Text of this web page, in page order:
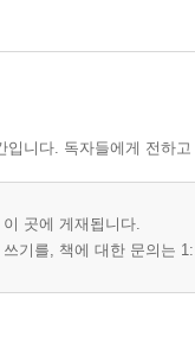
입니다. 독자들에게 전하
곳에 게재됩니다.
기를, 책에 대한 문의는